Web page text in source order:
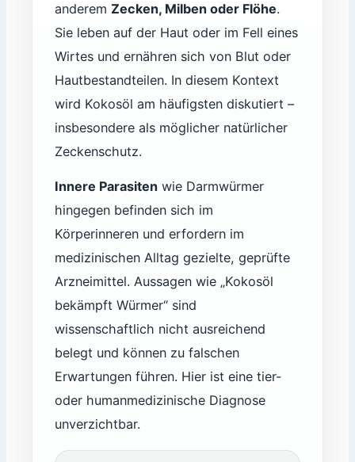
anderemZecken, Milben oder Flöhe.
Sie leben auf der Haut oder im Fell eines
Wirtes und ernähren sich von Blut oder
Hautbestandteilen. In diesem Kontext
wird Kokosöl am häufigsten diskutiert –
insbesondere als möglicher natürlicher
Zeckenschutz.
Innere Parasiten wie Darmwürmer
hingegen befinden sich im
Körperinneren und erfordern im
medizinischen Alltag gezielte, geprüfte
Arzneimittel. Aussagen wie „Kokosöl
bekämpft Würmer“ sind
wissenschaftlich nicht ausreichend
belegt und können zu falschen
Erwartungen führen. Hier ist eine tier-
oder humanmedizinische Diagnose
unverzichtbar.